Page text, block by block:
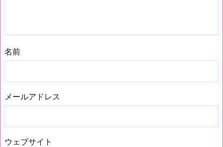
名前
メールアドレス
ウェブサイト